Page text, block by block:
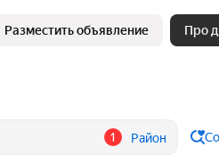
Разместить объявление Про
1 Район